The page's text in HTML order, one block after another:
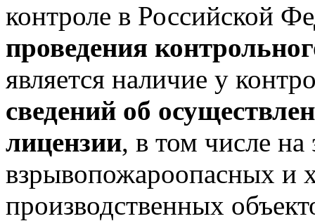
контроле в Российской
проведения
является наличие у
сведений об
лицензии, в том числе
взрывопожароопасных и
производственных